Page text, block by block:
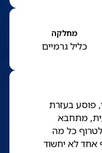
מחלקה
כליל גרמיים
פוסע בעזרת
מתחבא
כל מה
אחד לא יחשוד